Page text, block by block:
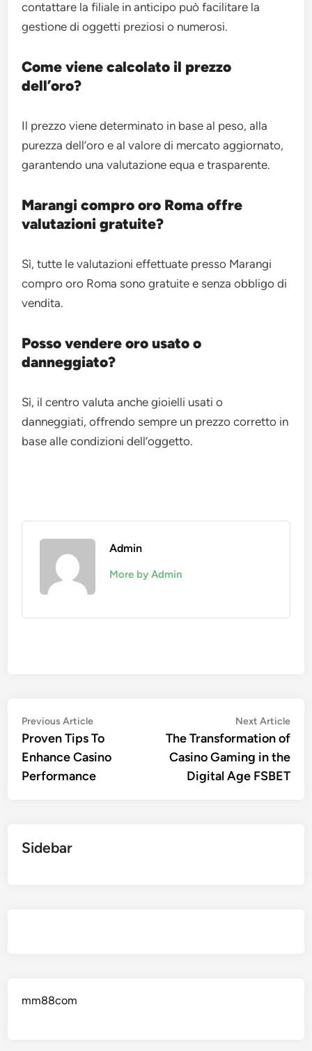
contattare la filiale in anticipo può facilitare la
gestione di oggetti preziosi o numerosi.
Come viene calcolato il prezzo
dell’oro?
Il prezzo viene determinato in base al peso, alla
purezza dell’oro e al valore di mercato aggiornato,
garantendo una valutazione equa e trasparente.
Marangi compro oro Roma offre
valutazioni gratuite?
Sì, tutte le valutazioni effettuate presso Marangi
compro oro Roma sono gratuite e senza obbligo di
vendita.
Posso vendere oro usato o
danneggiato?
Sì, il centro valuta anche gioielli usati o
danneggiati, offrendo sempre un prezzo corretto in
base alle condizioni dell’oggetto.
Admin
More by Admin
Post
navigation
Previous ArticlePrevious
article:
Proven Tips To
Enhance Casino
Performance
Next Article
The Transformation of
Casino Gaming in the
Digital Age FSBET
Sidebar
mm88com